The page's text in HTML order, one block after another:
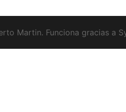
Martin. Funciona gracias a